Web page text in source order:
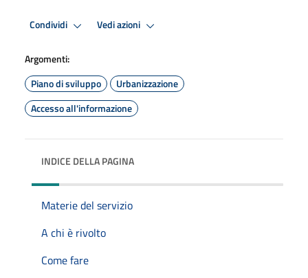
Condividi Vedi azioni
Argomenti:
Piano di sviluppo
Urbanizzazione
Accesso all'informazione
INDICE DELLA PAGINA
Materie del servizio
A chi è rivolto
Come fare